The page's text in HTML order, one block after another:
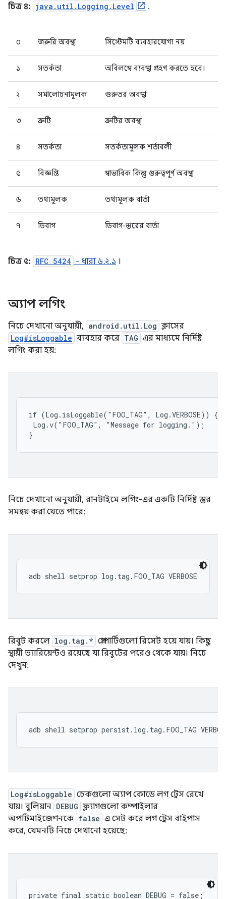
চিত্র ৪: java.util.Logging.Level .
০ জরুরি অবস্থা সিস্টেমটি ব্যবহারযোগ্য নয়
১ সতর্কতা অবিলম্বে ব্যবস্থা গ্রহণ করতে হবে।
২ সমালোচনামূলক গুরুতর অবস্থা
৩ ত্রুটি ত্রুটির অবস্থা
৪ সতর্কতা সতর্কতামূলক শর্তাবলী
৫ বিজ্ঞপ্তি স্বাভাবিক কিন্তু গুরুত্বপূর্ণ অবস্থা
৬ তথ্যমূলক তথ্যমূলক বার্তা
৭ ডিবাগ ডিবাগ-স্তরের বার্তা
চিত্র ৫: RFC 5424 - ধারা ৬.২.১ ।
অ্যাপ লগিং
নিচে দেখানো অনুযায়ী, android.util.Log ক্লাসের
Log#isLoggable ব্যবহার করে TAG এর মাধ্যমে নির্দিষ্ট
লগিং করা হয়:
if (Log.isLoggable("FOO_TAG", Log.VERBOSE)) {
Log.v("FOO_TAG", "Message for logging.");
নিচে দেখানো অনুযায়ী, রানটাইমে লগিং-এর একটি নির্দিষ্ট স্তর
সমন্বয় করা যেতে পারে:
রিবুট করলে log.tag.* প্রোপার্টিগুলো রিসেট হয়ে যায়। কিছু
স্থায়ী ভ্যারিয়েন্টও রয়েছে যা রিবুটের পরেও থেকে যায়। নিচে
দেখুন:
Log#isLoggable চেকগুলো অ্যাপ কোডে লগ ট্রেস রেখে
যায়। বুলিয়ান DEBUG ফ্ল্যাগগুলো কম্পাইলার
অপটিমাইজেশনকে false এ সেট করে লগ ট্রেস বাইপাস
করে, যেমনটি নিচে দেখানো হয়েছে: